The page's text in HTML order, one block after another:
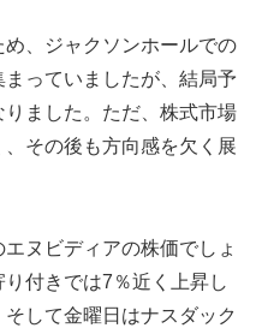
、ジャクソンホールでの
っていましたが、結局予
ました。ただ、株式市場
その後も方向感を欠く展
ヌビディアの株価でしょ
付きでは7％近く上昇し
して金曜日はナスダック